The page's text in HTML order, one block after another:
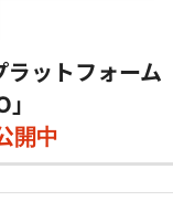
ラットフォーム
開中